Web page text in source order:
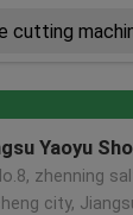
Yaoyu
zhenning
city,